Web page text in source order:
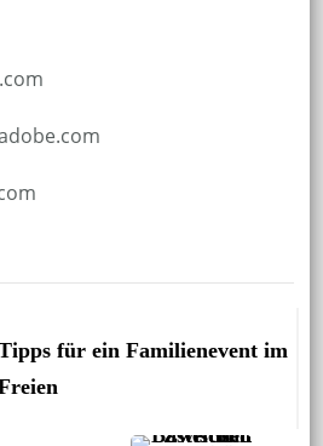
für ein Familienevent im